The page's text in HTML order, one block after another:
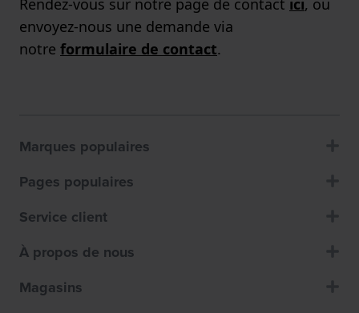
Rendez-vous sur notre page de contact ici, ou
envoyez-nous une demande via
notre formulaire de contact.
Marques populaires
Pages populaires
Service client
À propos de nous
Magasins